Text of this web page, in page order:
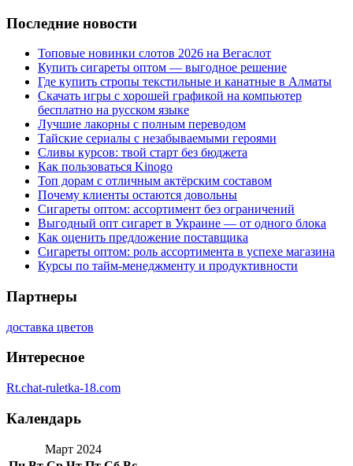
Последние новости
Топовые новинки слотов 2026 на Вегаслот
Купить сигареты оптом — выгодное решение
Где купить стропы текстильные и канатные в Алматы
Скачать игры с хорошей графикой на компьютер
бесплатно на русском языке
Лучшие лакорны с полным переводом
Тайские сериалы с незабываемыми героями
Сливы курсов: твой старт без бюджета
Как пользоваться Kinogo
Топ дорам с отличным актёрским составом
Почему клиенты остаются довольны
Сигареты оптом: ассортимент без ограничений
Выгодный опт сигарет в Украине — от одного блока
Как оценить предложение поставщика
Сигареты оптом: роль ассортимента в успехе магазина
Курсы по тайм-менеджменту и продуктивности
Партнеры
доставка цветов
Интересное
Rt.chat-ruletka-18.com
Календарь
Март 2024